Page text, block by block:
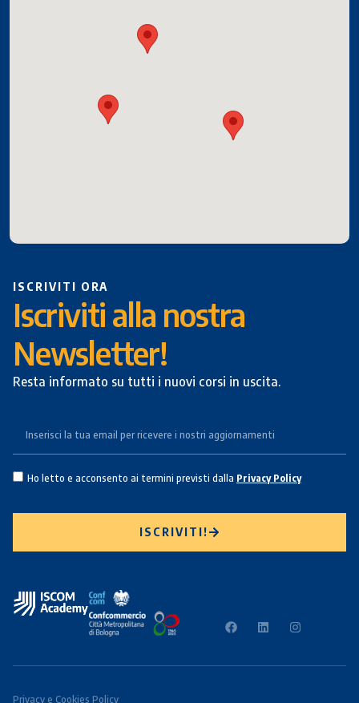
ISCRIVITI ORA
Iscriviti alla nostra
Newsletter!
Resta informato su tutti i nuovi corsi in uscita.
Ho letto e acconsento ai termini previsti dalla Privacy Policy
ISCRIVITI!
Privacy e Cookies Policy